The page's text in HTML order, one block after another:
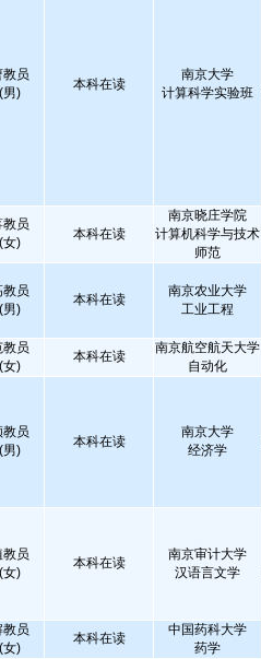
教员
(男)
本科在读
南京大学
计算科学实验班
教员
(女)
本科在读
南京晓庄学院
计算机科学与技术
师范
教员
(男)
本科在读
南京农业大学
工业工程
教员
(女)
本科在读
南京航空航天大学
自动化
教员
(男)
本科在读
南京大学
经济学
教员
(女)
本科在读
南京审计大学
汉语言文学
教员
(女)
本科在读
中国药科大学
药学